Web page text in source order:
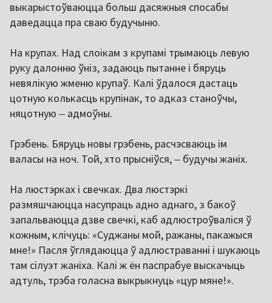
выкарыстоўваюцца больш дасяжныя спосабы
даведацца пра сваю будучыню.
На крупах. Над слоікам з крупамі трымаюць левую
руку далонню ўніз, задаюць пытанне і бяруць
невялікую жменю крупаў. Калі ўдалося дастаць
цотную колькасць крупінак, то адказ станоўчы,
няцотную ‒ адмоўны.
Грэбень. Бяруць новы грэбень, расчэсваюць ім
валасы на ноч. Той, хто прысніўся,‒ будучы жаніх.
На люстэрках і свечках. Два люстэркі
размяшчаюцца насупраць адно аднаго, з бакоў
запальваюцца ​​дзве свечкі, каб адлюстроўваліся ў
кожным, клічуць: «Суджаны мой, ражаны, пакажыся
мне!» Пасля ўглядаюцца ў адлюстраванні і шукаюць
там сілуэт жаніха. Калі ж ён паспрабуе выскачыць
адтуль, трэба голасна выкрыкнуць «цур мяне!».